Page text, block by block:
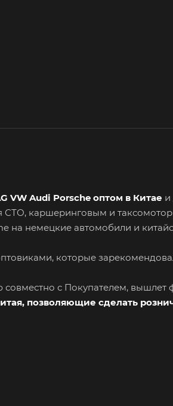
VW Audi Porsche оптом в Китае и
СТО, каршеринговым и
на немецкие автомобили и
которые
совместно с Покупателем, вышлет
позволяющие сделать